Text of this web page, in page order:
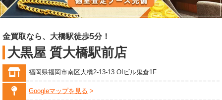
金買取なら、大橋駅徒歩5分！
大黒屋 質大橋駅前店
福岡県福岡市南区大橋2-13-13 OIビル鬼倉1F
Googleマップを見る